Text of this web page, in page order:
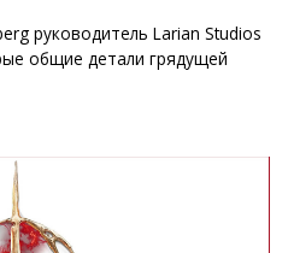
руководитель Larian Studios
общие детали грядущей